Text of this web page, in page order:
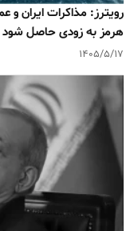
رویترز: مذاکرات ایران و
هرمز به‌ زودی حاصل شود
۱۴۰۵/۵/۱۷